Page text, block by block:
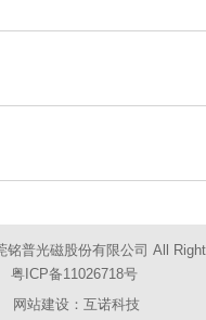
铭普光磁股份有限公司 All
粤ICP备11026718号
网站建设：互诺科技